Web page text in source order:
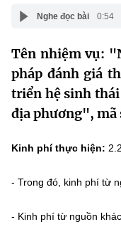
Giới thiệu
Chức năng nhiệm
Cơ cấu tổ chức
Tin tức sự kiện
Khoa học và
Dịch vụ công
Hệ thống văn bản
MST IOFFICE
THỐNG KÊ
Khoa học và
Multimedia
Nghe đọc bài 0:54
Tên nhiệm vụ:
pháp đánh giá
triển hệ sinh
địa phương", mã
Kinh phí thực hiện:
- Trong đó, kinh phí từ
- Kinh phí từ nguồn